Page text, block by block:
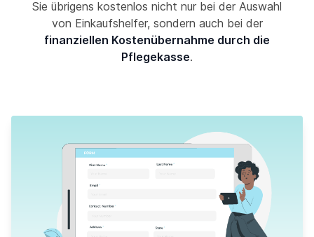
Sie übrigens kostenlos nicht nur bei der Auswahl
von Einkaufshelfer, sondern auch bei der
finanziellen Kostenübernahme durch die
Pflegekasse.